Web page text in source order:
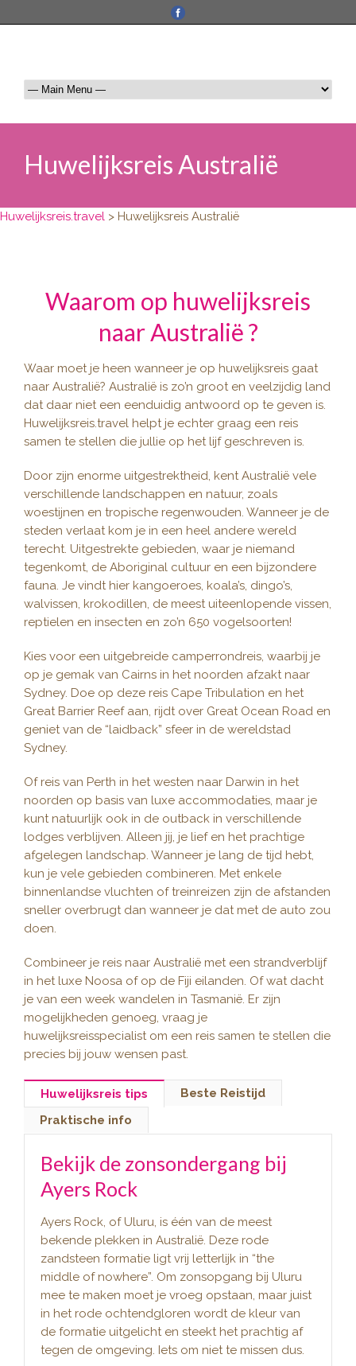
Huwelijksreis Australië
Huwelijksreis.travel > Huwelijksreis Australië
Waarom op huwelijksreis
naar Australië ?
Waar moet je heen wanneer je op huwelijksreis gaat
naar Australië? Australië is zo’n groot en veelzijdig land
dat daar niet een eenduidig antwoord op te geven is.
Huwelijksreis.travel helpt je echter graag een reis
samen te stellen die jullie op het lijf geschreven is.
Door zijn enorme uitgestrektheid, kent Australië vele
verschillende landschappen en natuur, zoals
woestijnen en tropische regenwouden. Wanneer je de
steden verlaat kom je in een heel andere wereld
terecht. Uitgestrekte gebieden, waar je niemand
tegenkomt, de Aboriginal cultuur en een bijzondere
fauna. Je vindt hier kangoeroes, koala’s, dingo’s,
walvissen, krokodillen, de meest uiteenlopende vissen,
reptielen en insecten en zo’n 650 vogelsoorten!
Kies voor een uitgebreide camperrondreis, waarbij je
op je gemak van Cairns in het noorden afzakt naar
Sydney. Doe op deze reis Cape Tribulation en het
Great Barrier Reef aan, rijdt over Great Ocean Road en
geniet van de “laidback” sfeer in de wereldstad
Sydney.
Of reis van Perth in het westen naar Darwin in het
noorden op basis van luxe accommodaties, maar je
kunt natuurlijk ook in de outback in verschillende
lodges verblijven. Alleen jij, je lief en het prachtige
afgelegen landschap. Wanneer je lang de tijd hebt,
kun je vele gebieden combineren. Met enkele
binnenlandse vluchten of treinreizen zijn de afstanden
sneller overbrugt dan wanneer je dat met de auto zou
doen.
Combineer je reis naar Australië met een strandverblijf
in het luxe Noosa of op de Fiji eilanden. Of wat dacht
je van een week wandelen in Tasmanië. Er zijn
mogelijkheden genoeg, vraag je
huwelijksreisspecialist om een reis samen te stellen die
precies bij jouw wensen past.
Huwelijksreis tips
Beste Reistijd
Praktische info
Bekijk de zonsondergang bij
Ayers Rock
Ayers Rock, of Uluru, is één van de meest
bekende plekken in Australië. Deze rode
zandsteen formatie ligt vrij letterlijk in “the
middle of nowhere”. Om zonsopgang bij Uluru
mee te maken moet je vroeg opstaan, maar juist
in het rode ochtendgloren wordt de kleur van
de formatie uitgelicht en steekt het prachtig af
tegen de omgeving. Iets om niet te missen dus.